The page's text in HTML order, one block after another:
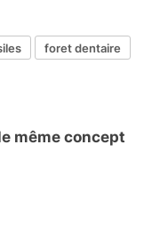
foret dentaire
même concept